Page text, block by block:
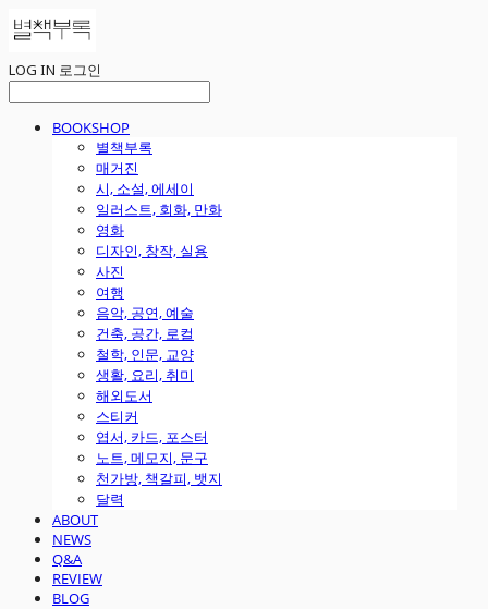
LOG IN 로그인
BOOKSHOP
별책부록
매거진
시, 소설, 에세이
일러스트, 회화, 만화
영화
디자인, 창작, 실용
사진
여행
음악, 공연, 예술
건축, 공간, 로컬
철학, 인문, 교양
생활, 요리, 취미
해외도서
스티커
엽서, 카드, 포스터
노트, 메모지, 문구
천가방, 책갈피, 뱃지
달력
ABOUT
NEWS
Q&A
REVIEW
BLOG